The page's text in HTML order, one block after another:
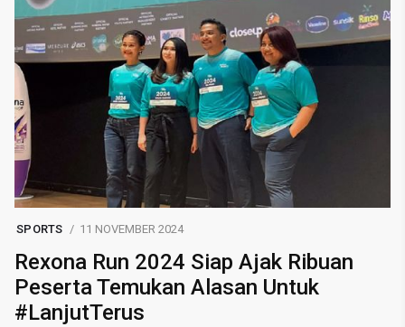
SPORTS 11 NOVEMBER 2024
Rexona Run 2024 Siap Ajak Ribuan
Peserta Temukan Alasan Untuk
#LanjutTerus